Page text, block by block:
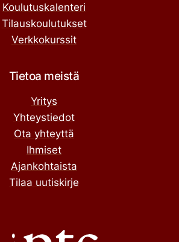
Koulutuskalenteri
Tilauskoulutukset
Verkkokurssit
Tietoa meistä
Yritys
Yhteystiedot
Ota yhteyttä
Ihmiset
Ajankohtaista
Tilaa uutiskirje